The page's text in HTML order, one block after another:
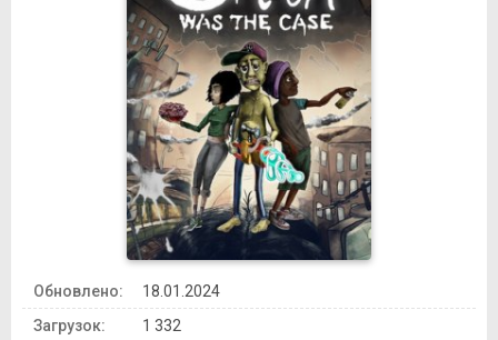
Обновлено:
18.01.2024
Загрузок:
1 332